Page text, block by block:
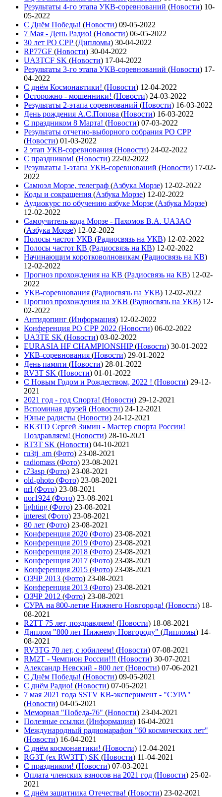
Результаты 4-го этапа УКВ-соревнований (Новости) 10-
05-2022
С Днём Победы! (Новости) 09-05-2022
7 Мая - День Радио! (Новости) 06-05-2022
30 лет РО СРР (Дипломы) 30-04-2022
RP77GF (Новости) 30-04-2022
UA3TCF SK (Новости) 17-04-2022
Результаты 3-го этапа УКВ-соревнований (Новости) 17-
04-2022
С днём Космонавтики! (Новости) 12-04-2022
Осторожно - мошенники! (Новости) 24-03-2022
Результаты 2-этапа соревнований (Новости) 16-03-2022
День рождения А.С.Попова (Новости) 16-03-2022
С праздником 8 Марта! (Новости) 07-03-2022
Результаты отчетно-выборного собрания РО СРР
(Новости) 01-03-2022
2 этап УКВ-соревнования (Новости) 24-02-2022
С праздником! (Новости) 22-02-2022
Результаты 1-этапа УКВ-соревнований (Новости) 17-02-
2022
Самюэл Морзе, телеграф (Азбука Морзе) 12-02-2022
Коды и сокращения (Азбука Морзе) 12-02-2022
Аудиокурс по обучению азбуке Морзе (Азбука Морзе)
12-02-2022
Самоучитель кода Морзе - Пахомов В.А. UA3AO
(Азбука Морзе) 12-02-2022
Полосы частот УКВ (Радиосвязь на УКВ) 12-02-2022
Полосы частот КВ (Радиосвязь на КВ) 12-02-2022
Начинающим коротковолновикам (Радиосвязь на КВ)
12-02-2022
Прогноз прохождения на КВ (Радиосвязь на КВ) 12-02-
2022
УКВ-соревнования (Радиосвязь на УКВ) 12-02-2022
Прогноз прохождения на УКВ (Радиосвязь на УКВ) 12-
02-2022
Антидопинг (Информация) 12-02-2022
Конференция РО СРР 2022 (Новости) 06-02-2022
UA3TE SK (Новости) 03-02-2022
EURASIA HF CHAMPIONSHIP(Новости) 30-01-2022
УКВ-соревнования (Новости) 29-01-2022
День памяти (Новости) 28-01-2022
RV3T SK (Новости) 01-01-2022
С Новым Годом и Рождеством, 2022 ! (Новости) 29-12-
2021
2021 год - год Cпорта! (Новости) 29-12-2021
Вспоминая друзей (Новости) 24-12-2021
Юные радисты (Новости) 24-12-2021
RK3TD Сергей Зимин - Мастер спорта России!
Поздравляем! (Новости) 28-10-2021
RT3T SK (Новости) 04-10-2021
ru3tj_am (Фото) 23-08-2021
radiomass (Фото) 23-08-2021
r73asp (Фото) 23-08-2021
old-photo (Фото) 23-08-2021
nrl (Фото) 23-08-2021
nor1924 (Фото) 23-08-2021
lighting (Фото) 23-08-2021
interest (Фото) 23-08-2021
80 лет (Фото) 23-08-2021
Конференция 2020 (Фото) 23-08-2021
Конференция 2019 (Фото) 23-08-2021
Конференция 2018 (Фото) 23-08-2021
Конференция 2017 (Фото) 23-08-2021
Конференция 2015 (Фото) 23-08-2021
ОЗЧР 2013 (Фото) 23-08-2021
Конференция 2013 (Фото) 23-08-2021
ОЗЧР 2012 (Фото) 23-08-2021
СУРА на 800-летие Нижнего Новгорода! (Новости) 18-
08-2021
R2TT 75 лет, поздравляем! (Новости) 18-08-2021
Диплом "800 лет Нижнему Новгороду" (Дипломы) 14-
08-2021
RV3TG 70 лет, с юбилеем! (Новости) 07-08-2021
RM2T - Чемпион России!!! (Новости) 30-07-2021
Александр Невский - 800 лет (Новости) 07-06-2021
С Днём Победы! (Новости) 09-05-2021
C днём Радио! (Новости) 07-05-2021
7 мая 2021 года SSTV КВ-эксперимент - "СУРА"
(Новости) 04-05-2021
Мемориал "Победа-76" (Новости) 23-04-2021
Полезные ссылки (Информация) 16-04-2021
Международный радиомарафон "60 космических лет"
(Новости) 16-04-2021
С днём космонавтики! (Новости) 12-04-2021
RG3T (ex RW3TT) SK (Новости) 11-04-2021
С праздником! (Новости) 07-03-2021
Оплата членских взносов на 2021 год (Новости) 25-02-
2021
С днём защитника Отечества! (Новости) 23-02-2021